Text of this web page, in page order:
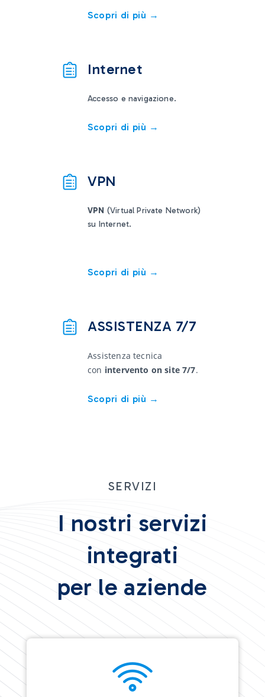
Scopri di più →
Internet
Accesso e navigazione.
Scopri di più →
VPN
VPN (Virtual Private Network)
su Internet.
Scopri di più →
ASSISTENZA 7/7
Assistenza tecnica
con intervento on site 7/7.
Scopri di più →
SERVIZI
I nostri servizi
integrati
per le aziende